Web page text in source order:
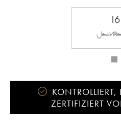
16
ZERTIFIZIERT